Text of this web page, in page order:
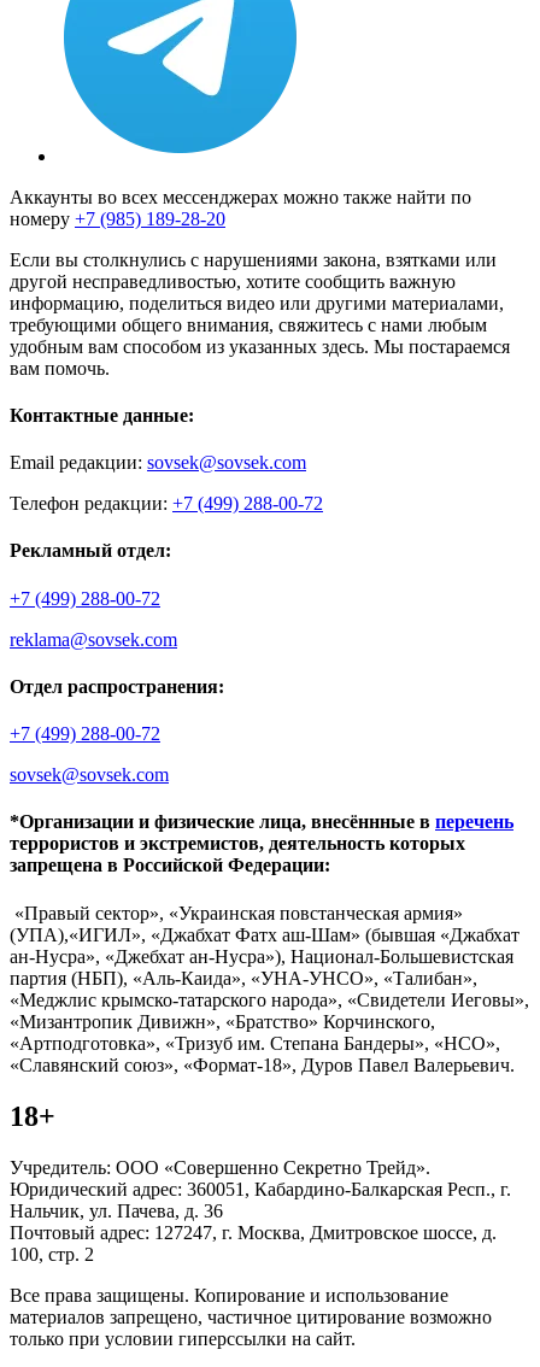
Аккаунты во всех мессенджерах можно также найти по
номеру +7 (985) 189-28-20
Если вы столкнулись с нарушениями закона, взятками или
другой несправедливостью, хотите сообщить важную
информацию, поделиться видео или другими материалами,
требующими общего внимания, свяжитесь с нами любым
удобным вам способом из указанных здесь. Мы постараемся
вам помочь.
Контактные данные:
Email редакции: sovsek@sovsek.com
Телефон редакции: +7 (499) 288-00-72
Рекламный отдел:
+7 (499) 288-00-72
reklama@sovsek.com
Отдел распространения:
+7 (499) 288-00-72
sovsek@sovsek.com
*Организации и физические лица, внесённные в перечень
террористов и экстремистов, деятельность которых
запрещена в Российской Федерации:
«Правый сектор», «Украинская повстанческая армия»
(УПА),«ИГИЛ», «Джабхат Фатх аш-Шам» (бывшая «Джабхат
ан-Нусра», «Джебхат ан-Нусра»), Национал-Большевистская
партия (НБП), «Аль-Каида», «УНА-УНСО», «Талибан»,
«Меджлис крымско-татарского народа», «Свидетели Иеговы»,
«Мизантропик Дивижн», «Братство» Корчинского,
«Артподготовка», «Тризуб им. Степана Бандеры», «НСО»,
«Славянский союз», «Формат-18», Дуров Павел Валерьевич.
18+
Учредитель: ООО «Совершенно Секретно Трейд».
Юридический адрес: 360051, Кабардино-Балкарская Респ., г.
Нальчик, ул. Пачева, д. 36
Почтовый адрес: 127247, г. Москва, Дмитровское шоссе, д.
100, стр. 2
Все права защищены. Копирование и использование
материалов запрещено, частичное цитирование возможно
только при условии гиперссылки на сайт.